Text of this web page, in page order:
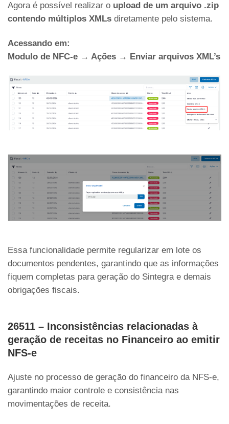
Agora é possível realizar o upload de um arquivo .zip
contendo múltiplos XMLs diretamente pelo sistema.
Acessando em:
Modulo de NFC-e → Ações → Enviar arquivos XML’s
Essa funcionalidade permite regularizar em lote os
documentos pendentes, garantindo que as informações
fiquem completas para geração do Sintegra e demais
obrigações fiscais.
26511 – Inconsistências relacionadas à
geração de receitas no Financeiro ao emitir
NFS-e
Ajuste no processo de geração do financeiro da NFS-e,
garantindo maior controle e consistência nas
movimentações de receita.